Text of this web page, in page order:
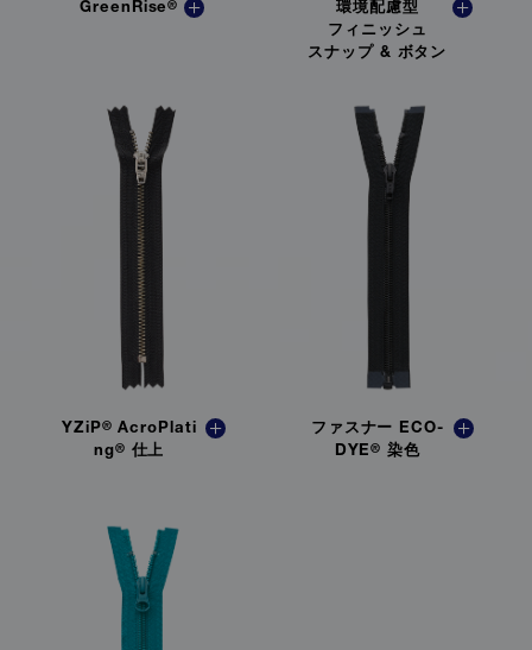
GreenRise®
環境配慮型
フィニッシュ
スナップ & ボタン
YZiP® AcroPlati
ng ® 仕上
ファスナー ECO-
DYE® 染色